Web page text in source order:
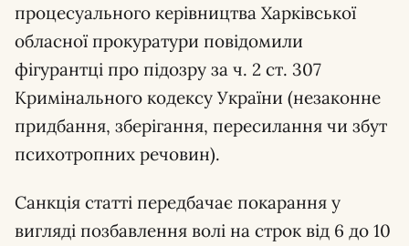
процесуального керівництва Харківської
обласної прокуратури повідомили
фігурантці про підозру за ч. 2 ст. 307
Кримінального кодексу України (незаконне
придбання, зберігання, пересилання чи збут
психотропних речовин).
Санкція статті передбачає покарання у
вигляді позбавлення волі на строк від 6 до 10